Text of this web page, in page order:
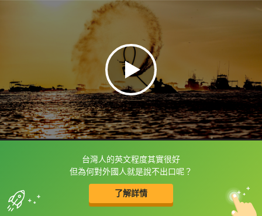
台灣人的英文程度其實很好
但為何對外國人就是說不出口呢？
了解詳情
框選或點兩下字幕可以直接查字典喔！
收錄佳句 中
英